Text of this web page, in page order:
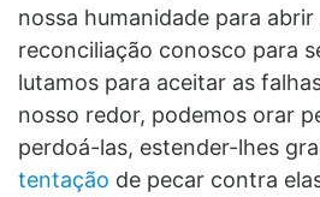
nossa humanidade para
reconciliação conosco para
lutamos para aceitar as
nosso redor, podemos orar
perdoá-las, estender-lhes
tentação de pecar contra